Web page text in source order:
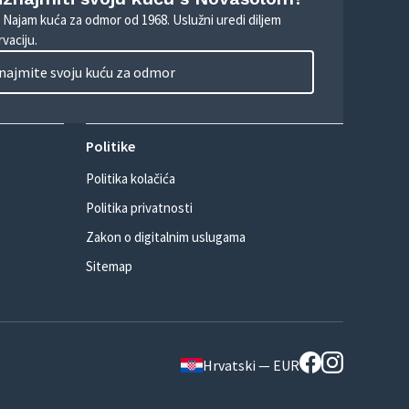
kuća za odmor od 1968. Uslužni uredi diljem
svoju kuću za odmor
Politike
Politika kolačića
Politika privatnosti
Zakon o digitalnim uslugama
Sitemap
Hrvatski — EUR